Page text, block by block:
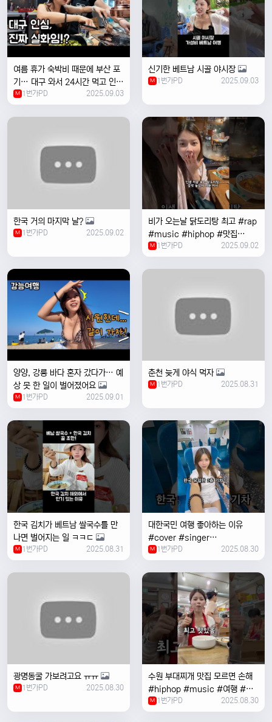
여름 휴가 숙박비 때문에 부산 포
기… 대구 와서 24시간 먹고 인생
위로받았습니다
M 1번가PD 2025.09.03
신기한 베트남 시골 야시장
M 1번가PD 2025.09.03
한국 거의 마지막 날?
M 1번가PD 2025.09.02
비가 오는날 ￼닭도리탕 최고 #rap
#music #hiphop #맛집
#travel #여행 #food ￼
M 1번가PD 2025.09.02
양양, 강릉 바다 혼자 갔다가… 예
상 못 한 일이 벌어졌어요
M 1번가PD 2025.09.01
춘천 늦게 야식 먹자
M 1번가PD 2025.08.31
한국 김치가 베트남 쌀국수를 만
나면 벌어지는 일 ㅋㅋㄷ
M 1번가PD 2025.08.31
대한국민 여행 좋아하는 이유
#cover #singer
#coversong #music #한국
여행 #한국
M 1번가PD 2025.08.30
광명동굴 가보려고요 ㅠㅠ
M 1번가PD 2025.08.30
수원 부대찌개 맛집 모르면 손해
#hiphop #music #여행 #맛
집 #수원 #한국여행 #베트남여
자 #혼자여행
M 1번가PD 2025.08.30